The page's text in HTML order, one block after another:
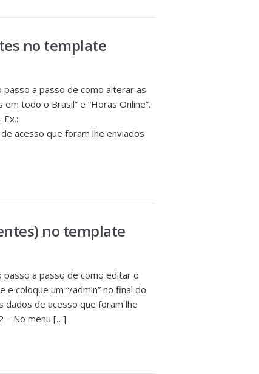
no template
a passo de como alterar as
todo o Brasil” e “Horas Online”.
acesso que foram lhe enviados
no template
a passo de como editar o
coloque um “/admin” no final do
dados de acesso que foram lhe
– No menu […]